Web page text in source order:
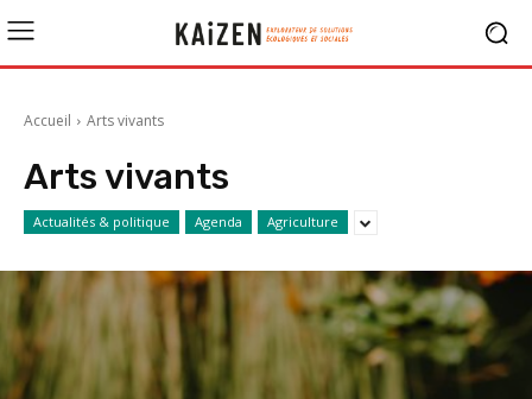
Accueil Arts vivants
Arts vivants
Actualités & politique Agenda Agriculture